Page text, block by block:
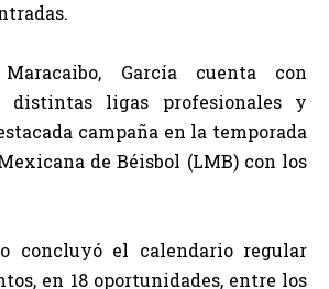
García cuenta con
distintas ligas profesionales y
campaña en la temporada
de Béisbol (LMB) con los
concluyó el calendario regular
en 18 oportunidades, entre los